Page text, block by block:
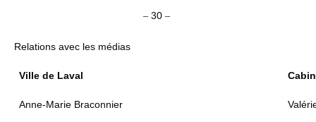
– 30 –
Relations avec les médias
Ville de Laval
Anne-Marie Braconnier